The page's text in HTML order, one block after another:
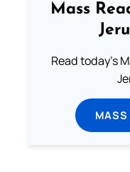
Mass
Read today's